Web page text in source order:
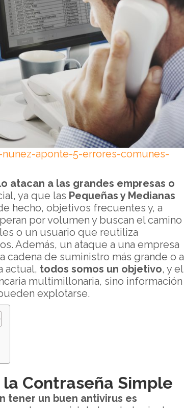
aponte-5-errores-comunes-
atacan a las grandes empresas o
ya que las Pequeñas y Medianas
hecho, objetivos frecuentes y, a
por volumen y buscan el camino
o un usuario que reutiliza
Además, un ataque a una empresa
de suministro más grande o a
actual, todos somos un objetivo, y el
multimillonaria, sino información
explotarse.
Contraseña Simple
tener un buen antivirus es